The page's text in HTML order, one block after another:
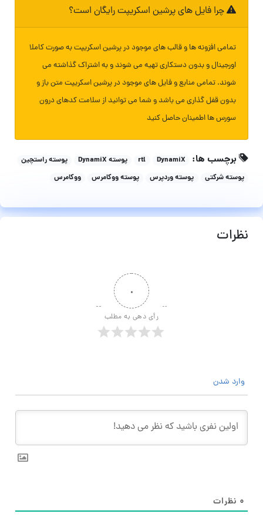
چرا فایل های پرشین اسکریپت رایگان است؟
تمامی افزونه ها و قالب های موجود در پرشین اسکریپت به صورت کاملا
اورجینال و بدون دستکاری تهیه می شوند و به اشتراک گذاشته می
شوند. تمامی منابع و فایل های موجود در پرشین اسکریپت متن باز و
بدون قفل گذاری می باشد و شما می توانید از سلامت کدهای درون
سورس ها اطمینان حاصل کنید
برچسب ها: DynamiX
rtl پوسته DynamiX
پوسته راستچین
پوسته شرکتی
پوسته وردپرس پوسته ووکامرس ووکامرس
نظرات
۰
رأی دهی به مطلب
وارد شدن
۰ نظرات